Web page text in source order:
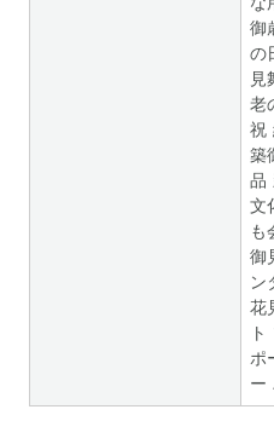
御
の
見
老
祝
築
品
文
も
御
ン
花
ポ
ー